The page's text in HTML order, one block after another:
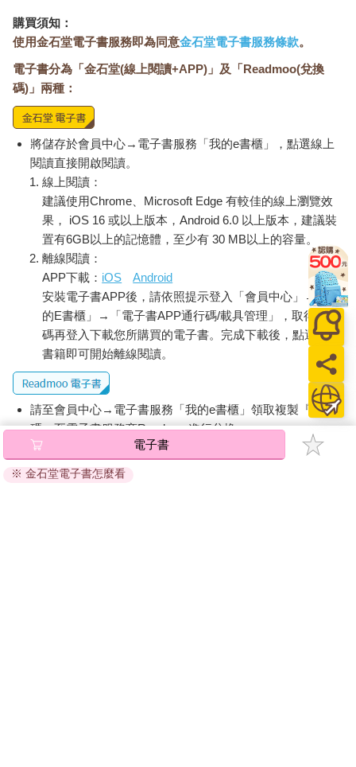
購買須知：
使用金石堂電子書服務即為同意金石堂電子書服務條款。
電子書分為「金石堂(線上閱讀+APP)」及「Readmoo(兌換
碼)」兩種：
將儲存於會員中心→電子書服務「我的e書櫃」，點選線上
閱讀直接開啟閱讀。
線上閱讀：
建議使用Chrome、Microsoft Edge 有較佳的線上瀏覽效
果， iOS 16 或以上版本，Android 6.0 以上版本，建議裝
置有6GB以上的記憶體，至少有 30 MB以上的容量。
離線閱讀：
APP下載： iOS
Android
安裝電子書APP後，請依照提示登入「會員中心」→「我
的E書櫃」→「電子書APP通行碼/載具管理」，取得通行
碼再登入下載您所購買的電子書。完成下載後，點選任一
書籍即可開始離線閱讀。
請至會員中心→電子書服務「我的e書櫃」領取複製『兌換
碼』至電子書服務商Readmoo進行兌換。
退換貨須知：
因版權保護，您在金石堂所購買的電子書僅能以金石堂專屬
電子書
※ 金石堂電子書怎麼看